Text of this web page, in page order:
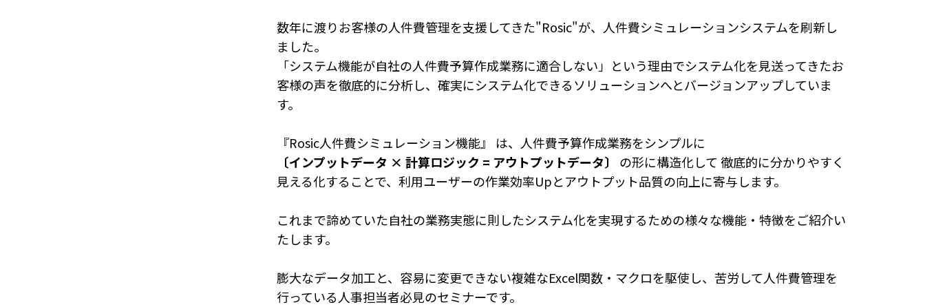
数年に渡りお客様の人件費管理を支援してきた"Rosic"が、人件費シミュレーションシステムを刷新し
ました。
「システム機能が自社の人件費予算作成業務に適合しない」という理由でシステム化を見送ってきたお
客様の声を徹底的に分析し、確実にシステム化できるソリューションへとバージョンアップしていま
す。
『Rosic人件費シミュレーション機能』 は、人件費予算作成業務をシンプルに
〔インプットデータ × 計算ロジック = アウトプットデータ〕
の形に構造化して 徹底的に分かりやすく
見える化することで、利用ユーザーの作業効率Upとアウトプット品質の向上に寄与します。
これまで諦めていた自社の業務実態に則したシステム化を実現するための様々な機能・特徴をご紹介い
たします。
膨大なデータ加工と、容易に変更できない複雑なExcel関数・マクロを駆使し、苦労して人件費管理を
行っている人事担当者必見のセミナーです。